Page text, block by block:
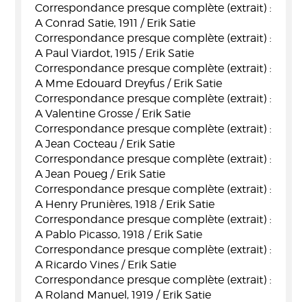
Correspondance presque complète (extrait) :
A Conrad Satie, 1911 / Erik Satie
Correspondance presque complète (extrait) :
A Paul Viardot, 1915 / Erik Satie
Correspondance presque complète (extrait) :
A Mme Edouard Dreyfus / Erik Satie
Correspondance presque complète (extrait) :
A Valentine Grosse / Erik Satie
Correspondance presque complète (extrait) :
A Jean Cocteau / Erik Satie
Correspondance presque complète (extrait) :
A Jean Poueg / Erik Satie
Correspondance presque complète (extrait) :
A Henry Prunières, 1918 / Erik Satie
Correspondance presque complète (extrait) :
A Pablo Picasso, 1918 / Erik Satie
Correspondance presque complète (extrait) :
A Ricardo Vines / Erik Satie
Correspondance presque complète (extrait) :
A Roland Manuel, 1919 / Erik Satie